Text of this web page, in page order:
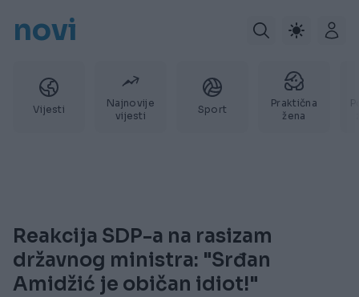
novi
Vijesti
Najnovije
vijesti
Sport
Praktična
žena
Reakcija SDP-a na rasizam
državnog ministra: "Srđan
Amidžić je običan idiot!"